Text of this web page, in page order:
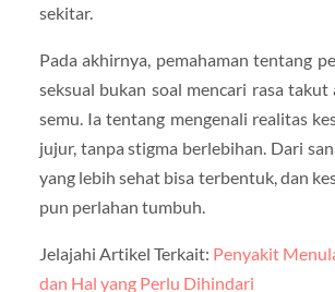
sekitar.
Pada akhirnya, pemahaman tentang
seksual bukan soal mencari rasa takut
semu. Ia tentang mengenali realitas
jujur, tanpa stigma berlebihan. Dari
yang lebih sehat bisa terbentuk, dan
pun perlahan tumbuh.
Jelajahi Artikel Terkait: Penyakit
dan Hal yang Perlu Dihindari